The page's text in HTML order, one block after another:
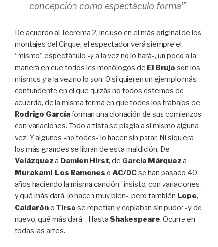
concepción como espectáculo formal”
De acuerdo al Teorema 2, incluso en el más original de los
montajes del Cirque, el espectador verá siempre el
“mismo” espectáculo -y a la vez no lo hará-, un poco a la
manera en que todos los monólogos de El Brujo son los
mismos y a la vez no lo son. O si quieren un ejemplo más
contundente en el que quizás no todos estemos de
acuerdo, de la misma forma en que todos los trabajos de
Rodrigo Garcíaforman una clonación de sus comienzos
con variaciones. Todo artista se plagia a sí mismo alguna
vez. Y algunos -no todos- lo hacen sin parar. Ni siquiera
los más grandes se libran de esta maldición. De
Velázquez a Damien Hirst, de García Márquez a
Murakami. Los Ramones o AC/DCse han pasado 40
años haciendo la misma canción -insisto, con variaciones,
y qué más dará, lo hacen muy bien-, pero también Lope,
Calderóno Tirso se repetían y copiaban sin pudor -y de
nuevo, qué más dará-. Hasta Shakespeare. Ocurre en
todas las artes.